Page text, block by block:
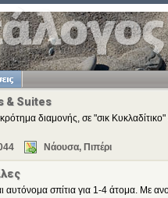
& Suites
διαμονής, σε "σικ
Νάουσα, Πιπέρι
αυτόνομα σπίτια για 1-4 άτομα. Με